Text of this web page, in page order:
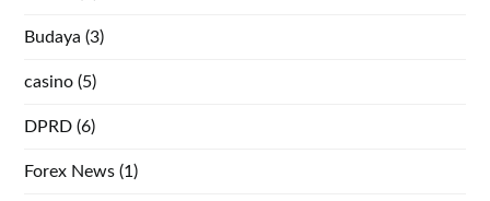
Budaya (3)
casino (5)
DPRD (6)
Forex News (1)